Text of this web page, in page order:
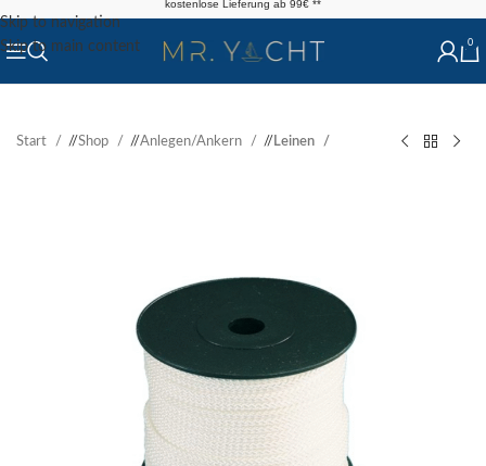
Skip to navigation
Skip to main content
kostenlose Lieferung ab 99€ **
0
Start / Shop / Anlegen/Ankern / Leinen